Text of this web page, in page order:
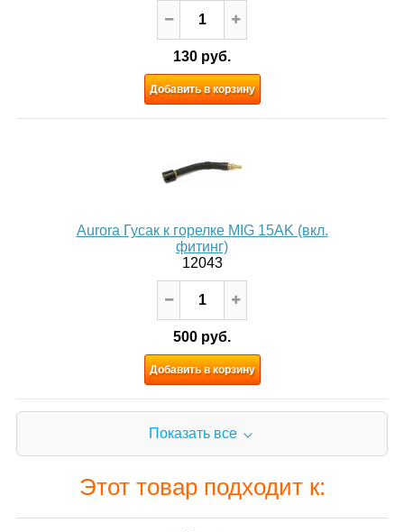
130 руб.
Добавить в корзину
Aurora Гусак к горелке MIG 15AK (вкл.
фитинг)
12043
500 руб.
Добавить в корзину
Показать все
Этот товар подходит к: